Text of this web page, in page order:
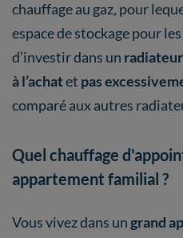
chauffage au gaz, pour
espace de stockage pour
d’investir dans un
à l’achatet pas
comparé aux autres
Quel chauffage
appartement familial ?
Vous vivez dans ungrand